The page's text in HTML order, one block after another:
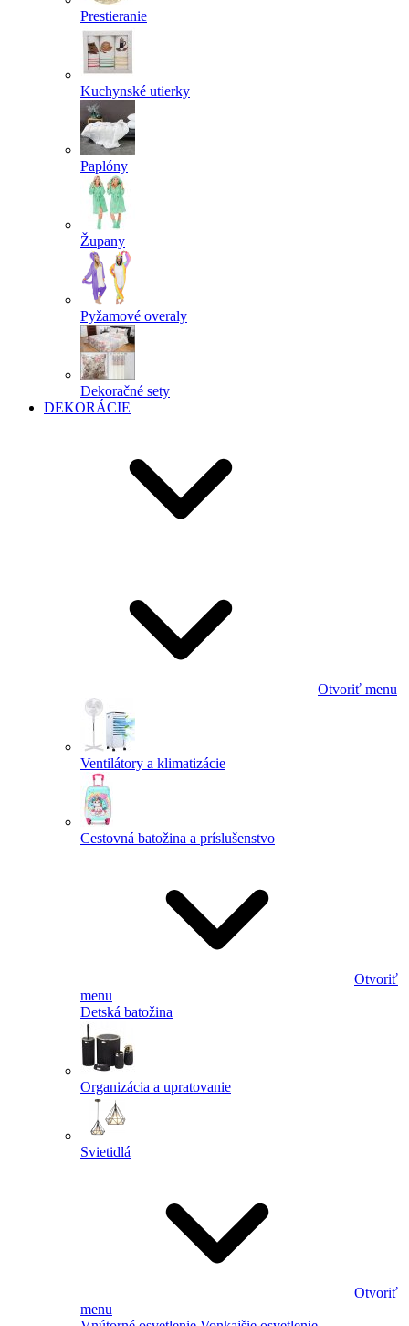
Prestieranie
Kuchynské utierky
Paplóny
Župany
Pyžamové overaly
Dekoračné sety
DEKORÁCIE
Otvoriť menu
Ventilátory a klimatizácie
Cestovná batožina a príslušenstvo
Otvoriť
menu
Detská batožina
Organizácia a upratovanie
Svietidlá
Otvoriť
menu